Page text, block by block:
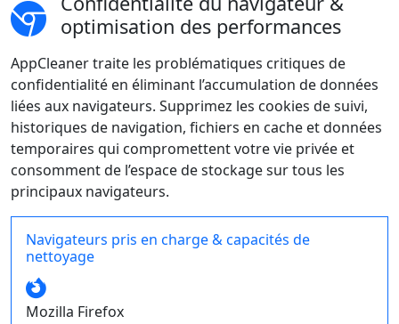
optimisation des performances
AppCleaner traite les problématiques critiques de
confidentialité en éliminant l’accumulation de données
liées aux navigateurs. Supprimez les cookies de suivi,
historiques de navigation, fichiers en cache et données
temporaires qui compromettent votre vie privée et
consomment de l’espace de stockage sur tous les
principaux navigateurs.
Navigateurs pris en charge & capacités de
nettoyage
Mozilla Firefox